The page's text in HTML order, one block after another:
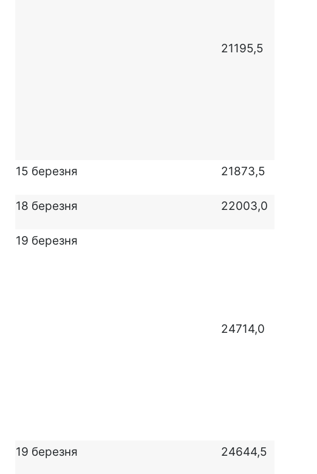
21195,5
15 березня 21873,5
18 березня 22003,0
19 березня
24714,0
19 березня 24644,5